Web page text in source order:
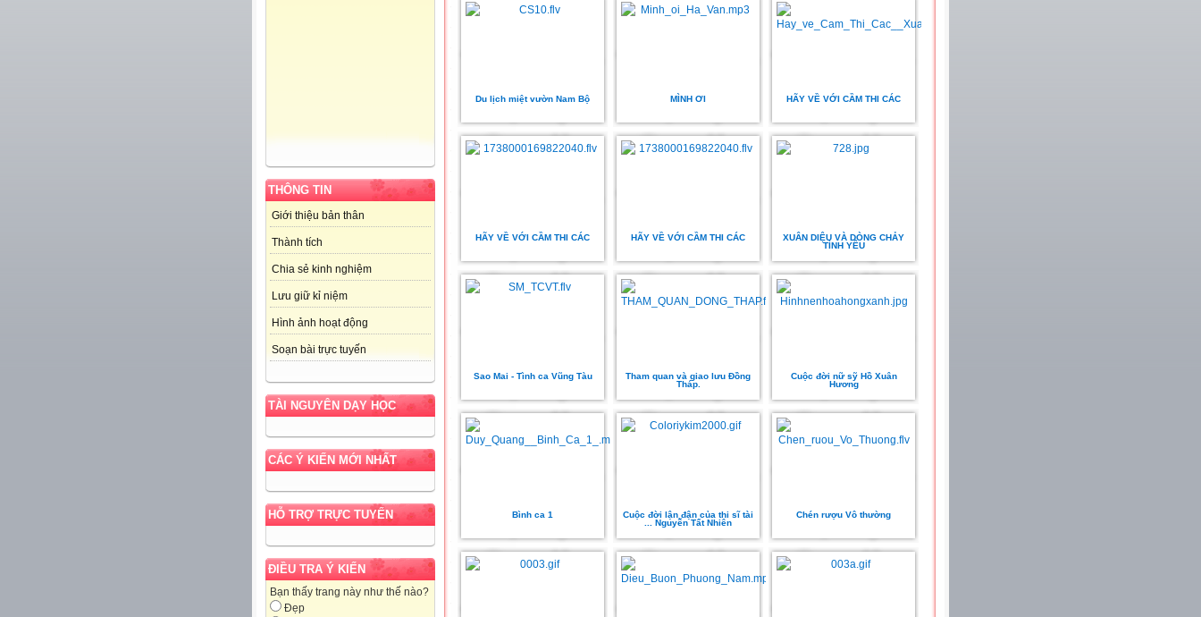
THÔNG TIN
Giới thiệu bản thân
Thành tích
Chia sẻ kinh nghiệm
Lưu giữ kỉ niệm
Hình ảnh hoạt động
Soạn bài trực tuyến
TÀI NGUYÊN DẠY HỌC
CÁC Ý KIẾN MỚI NHẤT
HỖ TRỢ TRỰC TUYẾN
ĐIỀU TRA Ý KIẾN
Bạn thấy trang này như thế nào?
Đẹp
Du lịch miệt vườn Nam Bộ MÌNH ƠI HÃY VỀ VỚI CẦM THI CÁC
HÃY VỀ VỚI CẦM THI CÁC HÃY VỀ VỚI CẦM THI CÁC
XUÂN DIỆU VÀ DÒNG CHẢY
TÌNH YÊU
Sao Mai - Tình ca Vũng Tàu
Tham quan và giao lưu Đồng
Tháp.
Cuộc đời nữ sỹ Hồ Xuân
Hương
Bình ca 1
Cuộc đời lận đận của thi sĩ tài
... Nguyễn Tất Nhiên
Chén rượu Vô thường